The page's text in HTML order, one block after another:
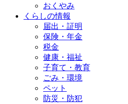
おくやみ
くらしの情報
届出・証明
保険・年金
税金
健康・福祉
子育て・教育
ごみ・環境
ペット
防災・防犯